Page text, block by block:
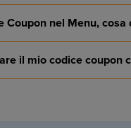
nel Menu, cosa
il mio codice coupon